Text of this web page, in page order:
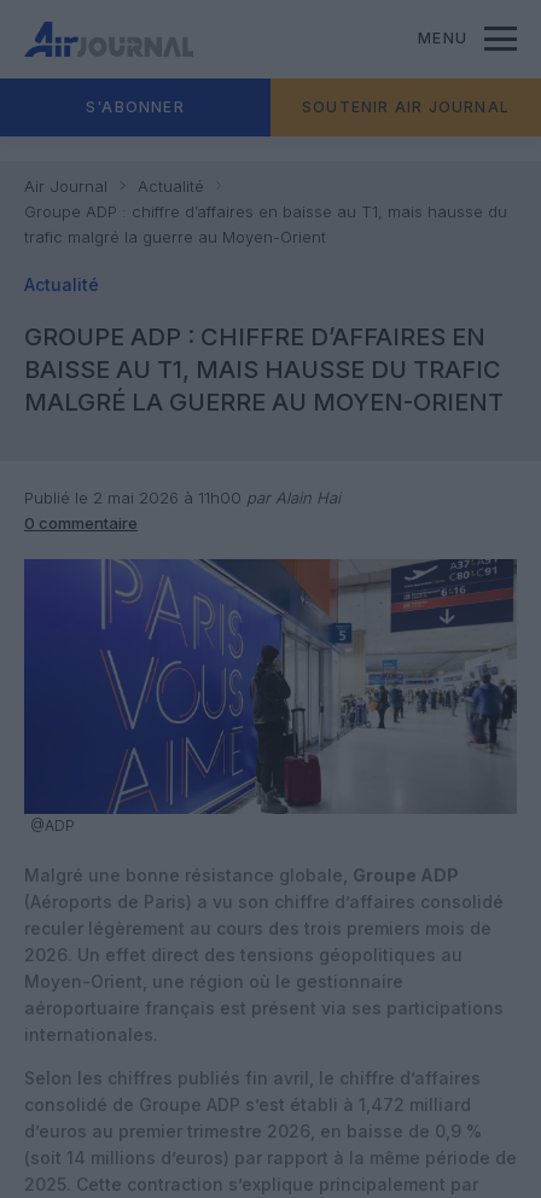
MENU
S'ABONNER SOUTENIR AIR JOURNAL
Air Journal
Actualité
Groupe ADP : chiffre d’affaires en baisse au T1, mais hausse du
trafic malgré la guerre au Moyen-Orient
Actualité
GROUPE ADP : CHIFFRE D’AFFAIRES EN
BAISSE AU T1, MAIS HAUSSE DU TRAFIC
MALGRÉ LA GUERRE AU MOYEN-ORIENT
Publié le 2 mai 2026 à 11h00 par Alain Hai
0 commentaire
@ADP
Malgré une bonne résistance globale, Groupe ADP
(Aéroports de Paris) a vu son chiffre d’affaires consolidé
reculer légèrement au cours des trois premiers mois de
2026. Un effet direct des tensions géopolitiques au
Moyen-Orient, une région où le gestionnaire
aéroportuaire français est présent via ses participations
internationales.
Selon les chiffres publiés fin avril, le chiffre d’affaires
consolidé de Groupe ADP s’est établi à 1,472 milliard
d’euros au premier trimestre 2026, en baisse de 0,9 %
(soit 14 millions d’euros) par rapport à la même période de
2025. Cette contraction s’explique principalement par